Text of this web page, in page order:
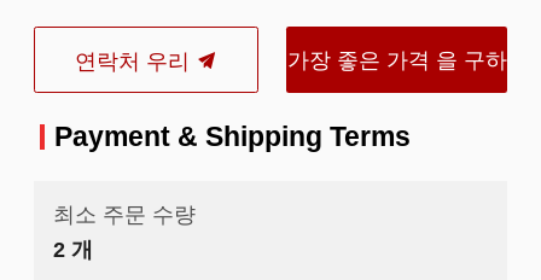
연락처 우리 가장 좋은 가격 을 구하
라
Payment & Shipping Terms
최소 주문 수량
2 개